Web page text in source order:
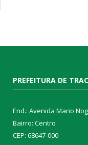
PREFEITURA DE
End.: Avenida Mario
Bairro: Centro
CEP: 68647-000